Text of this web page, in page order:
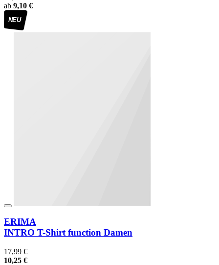
ab 9,10 €
NEU
ERIMA
INTRO T-Shirt function Damen
17,99 €
10,25 €